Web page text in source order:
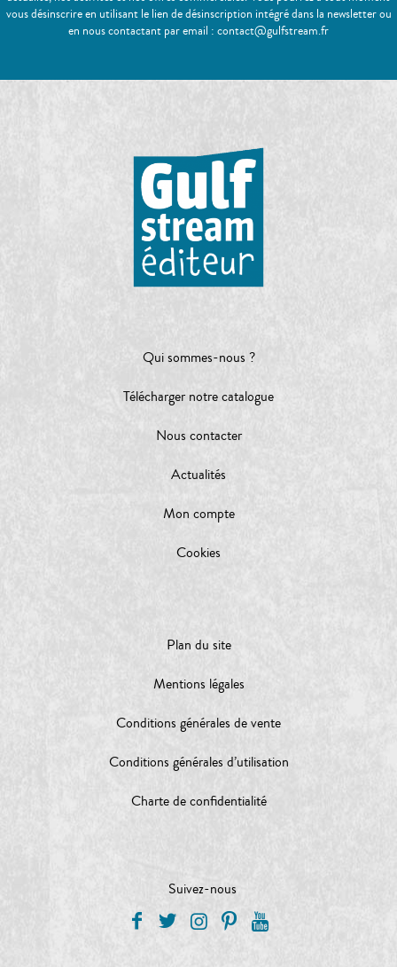
vous désinscrire en utilisant le lien de désinscription intégré dans la newsletter ou
en nous contactant par email : contact@gulfstream.fr
Qui sommes-nous ?
Télécharger notre catalogue
Nous contacter
Actualités
Mon compte
Cookies
Plan du site
Mentions légales
Conditions générales de vente
Conditions générales d’utilisation
Charte de confidentialité
Suivez-nous